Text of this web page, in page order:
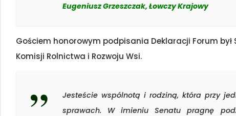
Eugeniusz Grzeszczak, Łowczy Krajowy
Gościem honorowym podpisania Deklaracji Forum był
Komisji Rolnictwa i Rozwoju Wsi.
Jesteście wspólnotą i rodziną, która przy
sprawach. W imieniu Senatu pragnę